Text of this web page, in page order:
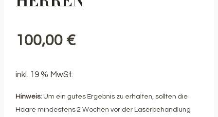
100,00 €
inkl. 19 % MwSt.
Hinweis: Um ein gutes Ergebnis zu erhalten, sollten die
Haare mindestens 2 Wochen vor der Laserbehandlung